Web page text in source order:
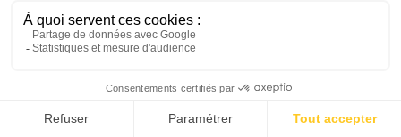
Professionnalisme
Vous échangez uniquement avec des experts
spécialistes de la petite enfance et la périnatalité